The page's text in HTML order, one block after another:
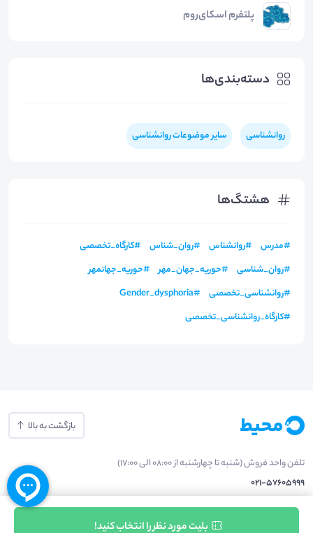
پلتفرم اسکای‌روم
دسته‌بندی‌ها
روانشناسی سایر موضوعات روانشناسی
هشتگ‌ها
#مدرس #روانشناس #روان_شناس #کارگاه_تخصصی
#روان_شناسی #حوریه_جهان_مهر #حوریه_جهانمهر
#روانشناسی_تخصصی #
Gender_dysphoria
#کارگاه_روانشناسی_تخصصی
بلیت مورد نظر را انتخاب کنید!
بازگشت به بالا
تلفن واحد فروش (شنبه تا چهارشنبه از 08:00 الی 17:00)
021-57605999